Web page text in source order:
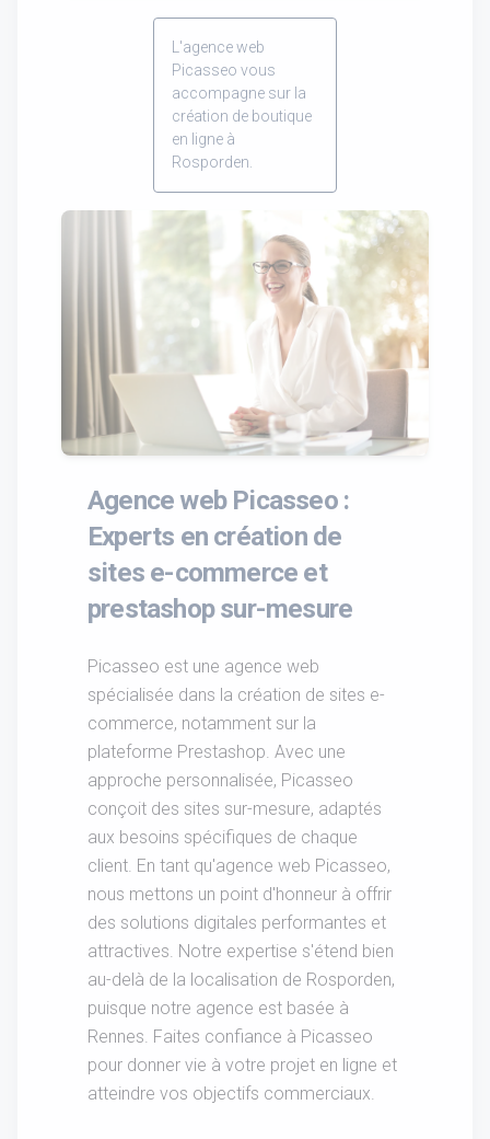
L'agence web
Picasseo vous
accompagne sur la
création de boutique
en ligne à
Rosporden.
Agence web Picasseo :
Experts en création de
sites e-commerce et
prestashop sur-mesure
Picasseo est une agence web
spécialisée dans la création de sites e-
commerce, notamment sur la
plateforme Prestashop. Avec une
approche personnalisée, Picasseo
conçoit des sites sur-mesure, adaptés
aux besoins spécifiques de chaque
client. En tant qu'agence web Picasseo,
nous mettons un point d'honneur à offrir
des solutions digitales performantes et
attractives. Notre expertise s'étend bien
au-delà de la localisation de Rosporden,
puisque notre agence est basée à
Rennes. Faites confiance à Picasseo
pour donner vie à votre projet en ligne et
atteindre vos objectifs commerciaux.